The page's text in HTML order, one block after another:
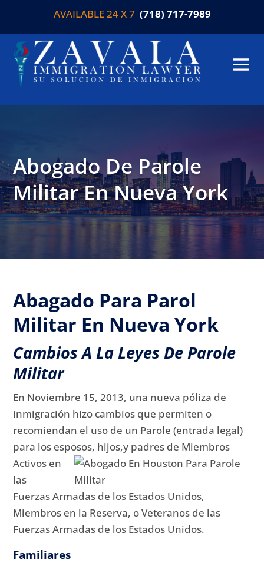
AVAILABLE 24 X 7 (718) 717-7989
Abogado De Parole
Militar En Nueva York
Abagado Para Parol
Militar En Nueva York
Cambios A La Leyes De Parole
Militar
En Noviembre 15, 2013, una nueva póliza de
inmigración hizo cambios que permiten o
recomiendan el uso de un Parole (entrada legal)
para los esposos, hijos,y padres de Miembros
Activos en
las
Fuerzas Armadas de los Estados Unidos,
Miembros en la Reserva, o Veteranos de las
Fuerzas Armadas de los Estados Unidos.
Familiares